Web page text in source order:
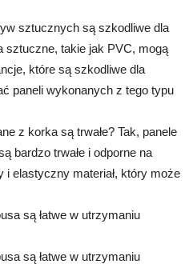
sztucznych są szkodliwe dla
sztuczne, takie jak PVC, mogą
które są szkodliwe dla
paneli wykonanych z tego typu
z korka są trwałe? Tak, panele
bardzo trwałe i odporne na
i elastyczny materiał, który może
są łatwe w utrzymaniu
są łatwe w utrzymaniu